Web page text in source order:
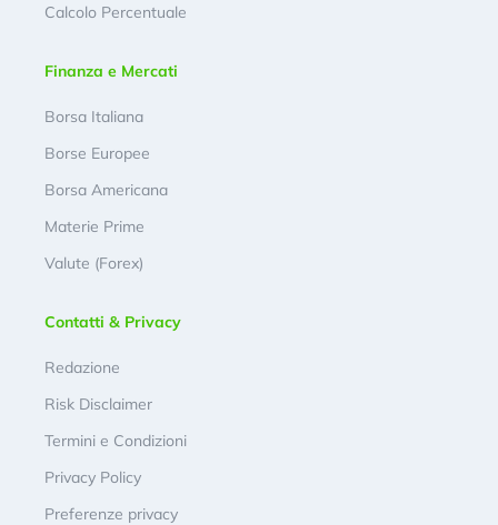
Calcolo Percentuale
Finanza e Mercati
Borsa Italiana
Borse Europee
Borsa Americana
Materie Prime
Valute (Forex)
Contatti & Privacy
Redazione
Risk Disclaimer
Termini e Condizioni
Privacy Policy
Preferenze privacy